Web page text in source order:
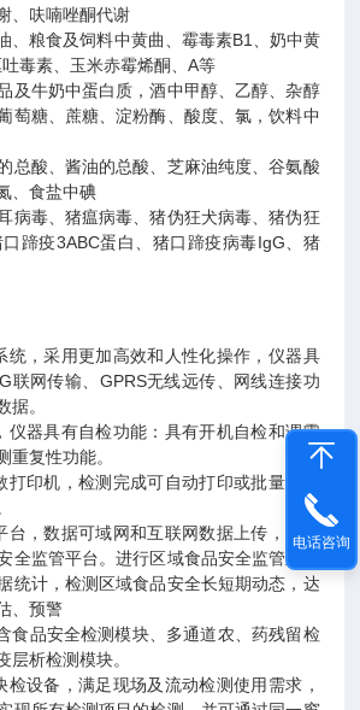
、呋喃唑酮代谢
、粮食及饲料中黄曲、霉毒素B1、奶中黄
毒素、玉米赤霉烯酮、A等
及牛奶中蛋白质，酒中甲醇、乙醇、杂醇
萄糖、蔗糖、淀粉酶、酸度、氯，饮料中
总酸、酱油的总酸、芝麻油纯度、谷氨酸
、食盐中碘
病毒、猪瘟病毒、猪伪狂犬病毒、猪伪狂
蹄疫3ABC蛋白、猪口蹄疫病毒IgG、猪
统，采用更加高效和人性化操作，仪器具
联网传输、GPRS无线远传、网线连接功
据。
仪器具有自检功能：具有开机自检和调零
重复性功能。
印机，检测完成可自动打印或批量打印
台，数据可域网和互联网数据上传，检测
全监管平台。进行区域食品安全监管及大
统计，检测区域食品安全长短期动态，达
、预警
食品安全检测模块、多通道农、药残留检
层析检测模块。
检设备，满足现场及流动检测使用需求，
电话咨询